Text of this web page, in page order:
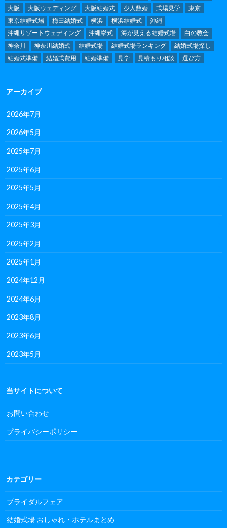
大阪
大阪ウェディング 大阪結婚式 少人数婚 式場見学
東京
東京結婚式場
梅田結婚式 横浜 横浜結婚式
沖縄
沖縄リゾートウェディング
沖縄挙式 海が見える結婚式場
白の教会
神奈川
神奈川結婚式 結婚式場 結婚式場ランキング
結婚式場探し
結婚式準備
結婚式費用 結婚準備 見学 見積もり相談 選び方
アーカイブ
2026年7月
2026年5月
2025年7月
2025年6月
2025年5月
2025年4月
2025年3月
2025年2月
2025年1月
2024年12月
2024年6月
2023年8月
2023年6月
2023年5月
当サイトについて
お問い合わせ
プライバシーポリシー
カテゴリー
ブライダルフェア
結婚式場 おしゃれ・ホテルまとめ